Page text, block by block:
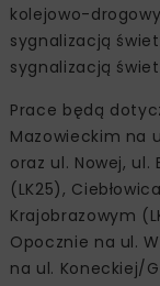
kolejowo-
sygnalizacją
sygnalizacją
Prace będą
Mazowieckim na
oraz ul. Nowej, ul.
(LK25),
Krajobrazowym
Opocznie na ul.
na ul. Koneckiej/